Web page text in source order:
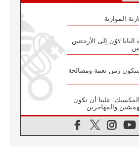
الموارنة
لاوُن إلى الأرجنتين
ستكون زمن نعمة ومصالحة
المكسيك: علينا أن نكون
والمهاجرين
للشباب في أسيزي: